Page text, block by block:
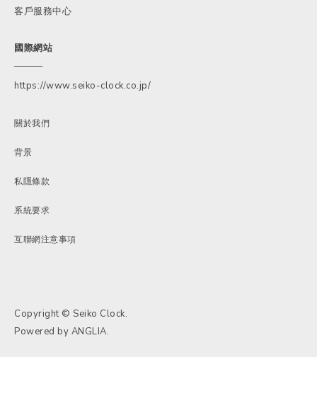
客戶服務中心
國際網站
https://www.seiko-clock.co.jp/
關於我們
背景
私隱條款
系統要求
互聯網注意事項
Copyright © Seiko Clock.
Powered by ANGLIA.